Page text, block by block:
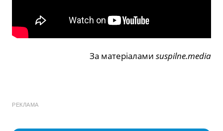
За матеріалами suspilne.media
РЕКЛАМА